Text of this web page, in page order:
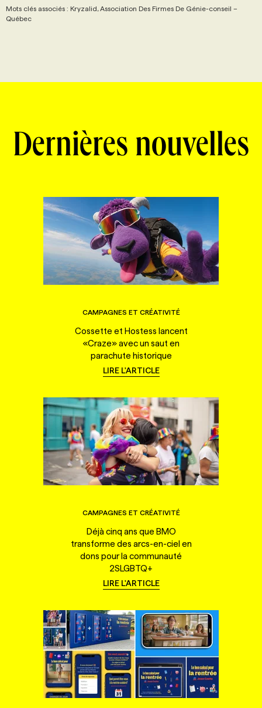
Mots clés associés : Kryzalid, Association Des Firmes De Génie-conseil –
Québec
Dernières nouvelles
CAMPAGNES ET CRÉATIVITÉ
Cossette et Hostess lancent
«Craze» avec un saut en
parachute historique
LIRE L'ARTICLE
CAMPAGNES ET CRÉATIVITÉ
Déjà cinq ans que BMO
transforme des arcs-en-ciel en
dons pour la communauté
2SLGBTQ+
LIRE L'ARTICLE